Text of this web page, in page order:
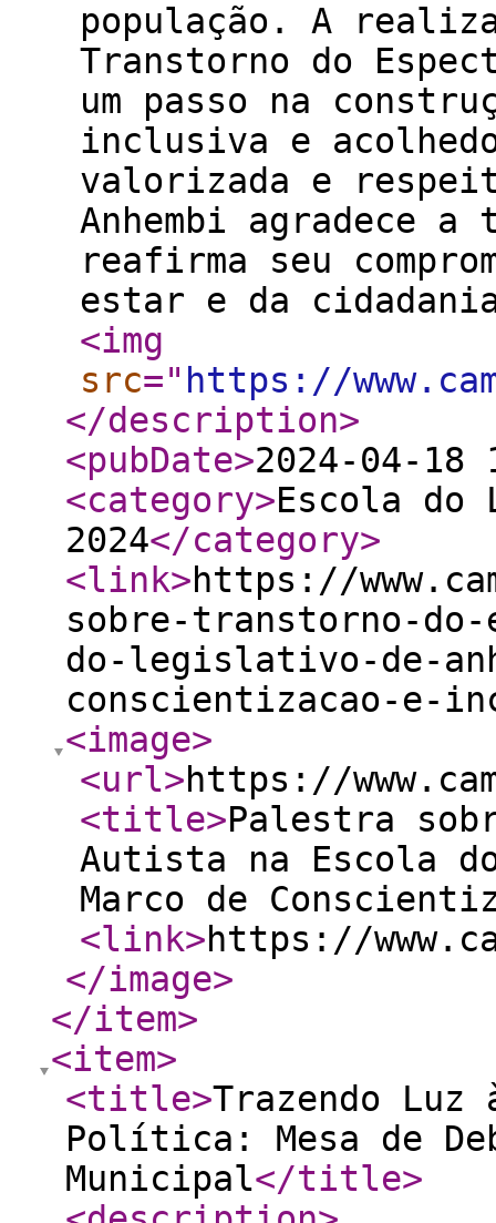
população. A
Transtorno do
um passo na
inclusiva e
valorizada e
Anhembi agradece
reafirma seu
estar e da
<img
src=" https://
</description>
<pubDate>2024-04-18
<category>Escola
2024</category>
<link>https://
sobre-transtorno-
do-legislativo-de-
conscientizacao-e-
<image>
<url>https://
<title>Palestra
Autista na Escola
Marco de
<link>https://
</image>
</item>
<item>
<title>Trazendo
Política: Mesa de
Municipal</title>